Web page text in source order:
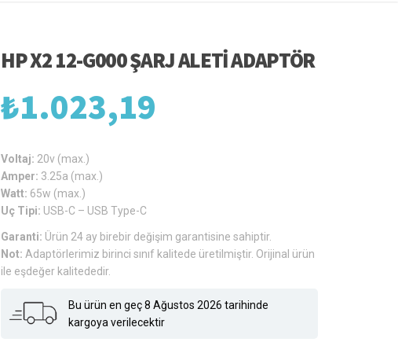
HP X2 12-G000 ŞARJ ALETI ADAPTÖR
₺1.023,19
Voltaj: 20v (max.)
Amper: 3.25a (max.)
Watt: 65w (max.)
Uç Tipi: USB-C – USB Type-C
Garanti: Ürün 24 ay birebir değişim garantisine sahiptir.
Not: Adaptörlerimiz birinci sınıf kalitede üretilmiştir. Orijinal ürün
ile eşdeğer kalitededir.
Bu ürün en geç 8 Ağustos 2026 tarihinde
kargoya verilecektir